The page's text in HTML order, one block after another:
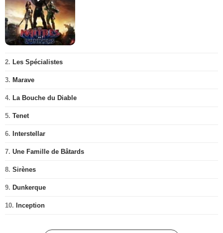
2. Les Spécialistes
3. Marave
4. La Bouche du Diable
5. Tenet
6. Interstellar
7. Une Famille de Bâtards
8. Sirènes
9. Dunkerque
10. Inception